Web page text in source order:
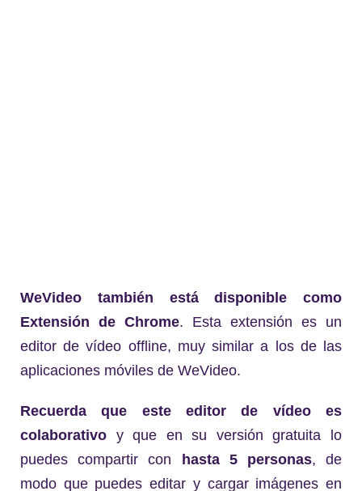
WeVideo también está disponible como
Extensión de Chrome. Esta extensión es un
editor de vídeo offline, muy similar a los de las
aplicaciones móviles de WeVideo.
Recuerda que este editor de vídeo es
colaborativo y que en su versión gratuita lo
puedes compartir con
hasta 5 personas, de
modo que puedes editar y cargar imágenes en